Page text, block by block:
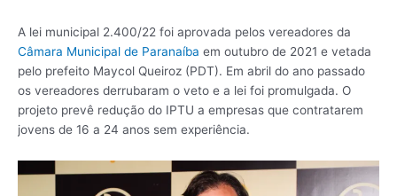
A lei municipal 2.400/22 foi aprovada pelos vereadores da
Câmara Municipal de Paranaíba em outubro de 2021 e vetada
pelo prefeito Maycol Queiroz (PDT). Em abril do ano passado
os vereadores derrubaram o veto e a lei foi promulgada. O
projeto prevê redução do IPTU a empresas que contratarem
jovens de 16 a 24 anos sem experiência.